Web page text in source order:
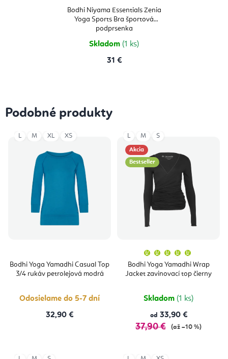
Bodhi Niyama Essentials Zenia
Yoga Sports Bra športová
podprsenka
Skladom (1 ks)
31 €
Podobné produkty
Bodhi Yoga Yamadhi Casual Top
3/4 rukáv petrolejová modrá
Odosielame do 5-7 dní
32,90 €
L M XL XS
Akcia
Bestseller
Bodhi Yoga Yamadhi Wrap
Jacket zavinovací top čierny
produktu
je
5,0
Skladom (1 ks)
od 33,90 €
37,90 € (až –10 %)
L M S